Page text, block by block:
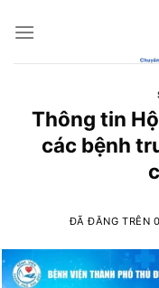
đến
Thông tin
các bệnh
ĐÃ ĐĂNG TRÊN